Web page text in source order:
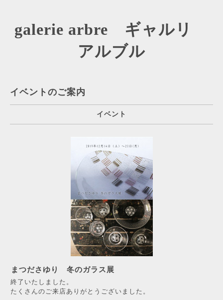
galerie arbre ギャルリ
アルブル
イベントのご案内
イベント
まつださゆり 冬のガラス展
終了いたしました。
たくさんのご来店ありがとうございました。